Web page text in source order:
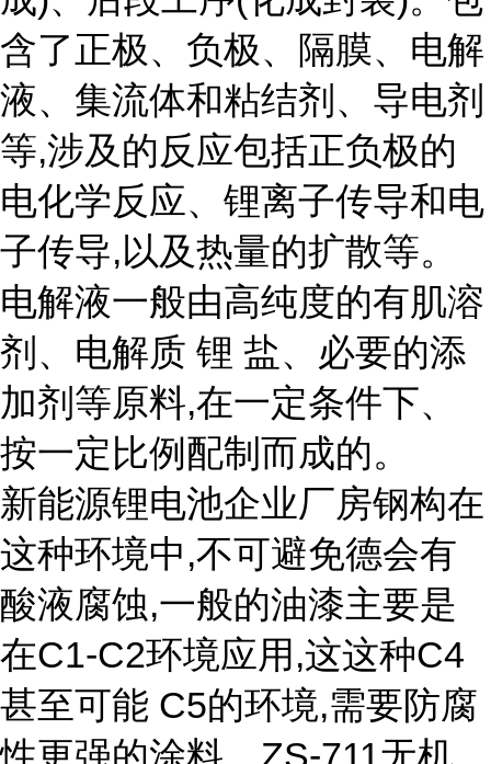
含了正极、负极、隔膜、电解
液、集流体和粘结剂、导电剂
等,涉及的反应包括正负极的
电化学反应、锂离子传导和电
子传导,以及热量的扩散等。
电解液一般由高纯度的有肌溶
剂、电解质 锂 盐、必要的添
加剂等原料,在一定条件下、
按一定比例配制而成的。
新能源锂电池企业厂房钢构在
这种环境中,不可避免德会有
酸液腐蚀,一般的油漆主要是
在C1-C2环境应用,这这种C4
甚至可能 C5的环境,需要防腐
性更强的涂料。ZS-711无机